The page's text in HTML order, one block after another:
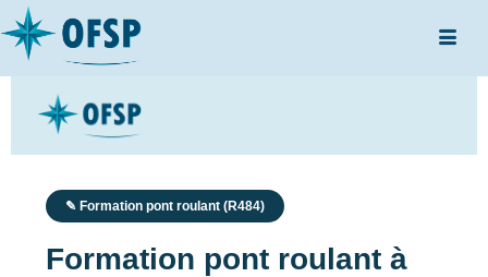
✎ Formation pont roulant (R484)
Formation pont roulant à